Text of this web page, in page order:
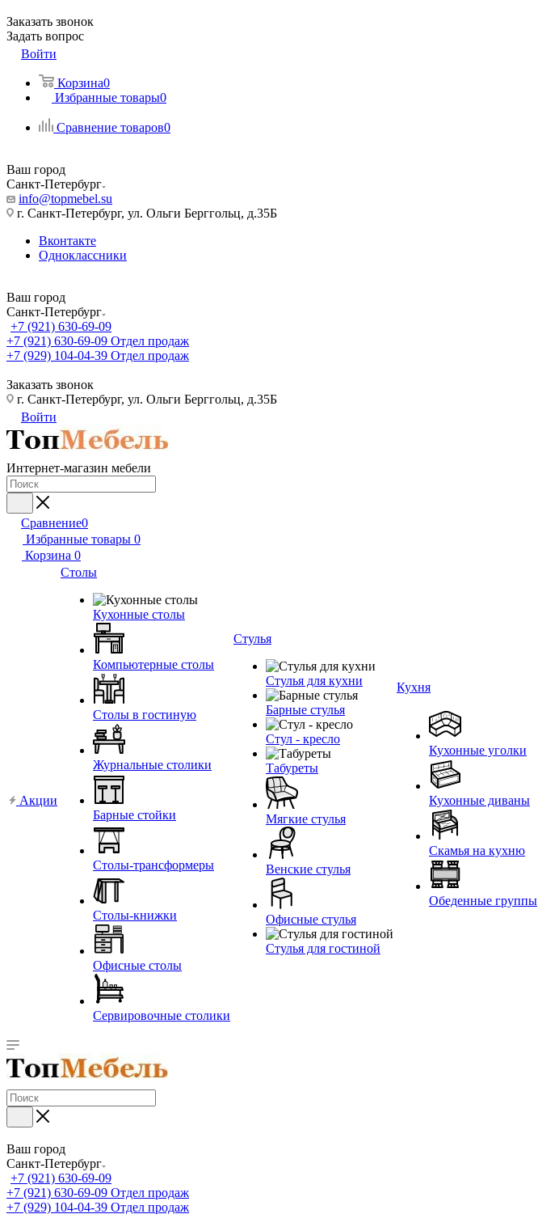
Заказать звонок
Задать вопрос
Войти
Корзина0
Избранные товары0
Сравнение товаров0
Ваш город
Санкт-Петербург
info@topmebel.su
г. Санкт-Петербург, ул. Ольги Берггольц, д.35Б
Вконтакте
Одноклассники
Ваш город
Санкт-Петербург
+7 (921) 630-69-09
+7 (921) 630-69-09 Отдел продаж
+7 (929) 104-04-39 Отдел продаж
Заказать звонок
г. Санкт-Петербург, ул. Ольги Берггольц, д.35Б
Войти
Интернет-магазин мебели
Сравнение0
Избранные товары 0
Корзина 0
Акции
Столы
Кухонные столы
Компьютерные столы
Столы в гостиную
Журнальные столики
Барные стойки
Столы-трансформеры
Столы-книжки
Офисные столы
Сервировочные столики
Стулья
Стулья для кухни
Барные стулья
Стул - кресло
Табуреты
Мягкие стулья
Венские стулья
Офисные стулья
Стулья для гостиной
Кухня
Кухонные уголки
Кухонные диваны
Скамья на кухню
Обеденные группы
Ваш город
Санкт-Петербург
+7 (921) 630-69-09
+7 (921) 630-69-09 Отдел продаж
+7 (929) 104-04-39 Отдел продаж